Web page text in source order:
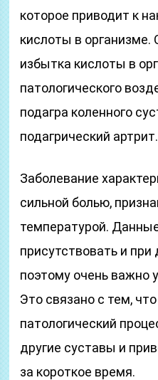
которое приводит к
кислоты в
избытка кислоты в
патологического
подагра коленного
подагрический артрит.
Заболевание
сильной болью,
температурой.
присутствовать и при
поэтому очень важно
Это связано с тем,
патологический
другие суставы и
за короткое время.